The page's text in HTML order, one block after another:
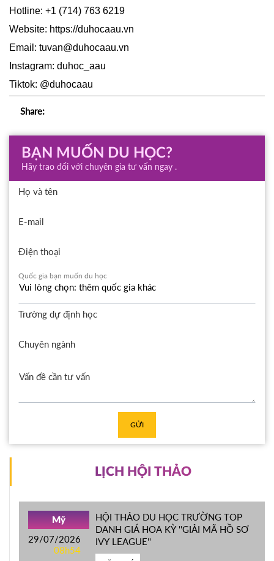
Hotline: +1 (714) 763 6219
Website: https://duhocaau.vn
Email: tuvan@duhocaau.vn
Instagram: duhoc_aau
Tiktok: @duhocaau
Share:
BẠN MUỐN DU HỌC?
Hãy trao đổi với chuyên gia tư vấn ngay .
Họ và tên
E-mail
Điện thoại
Quốc gia bạn muốn du học
Trường dự định học
Chuyên ngành
GỬI
LỊCH HỘI THẢO
Mỹ
29/07/2026
08h54
HỘI THẢO DU HỌC TRƯỜNG TOP
DANH GIÁ HOA KỲ ''GIẢI MÃ HỒ SƠ
IVY LEAGUE''